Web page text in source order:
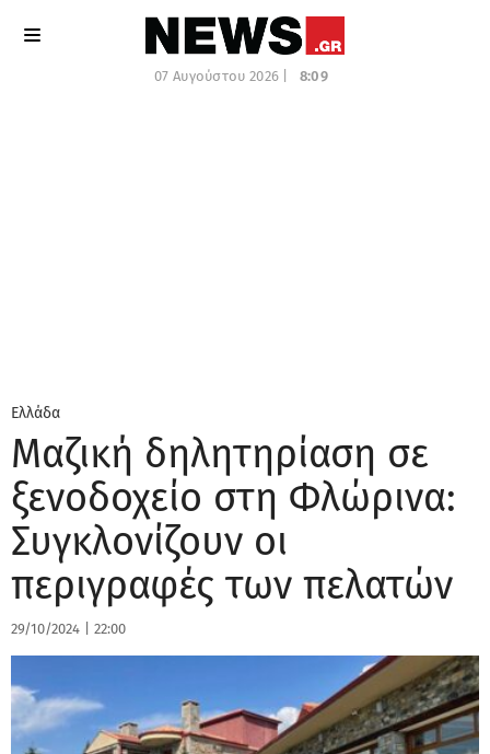
07 Αυγούστου 2026 | 8:09
Ελλάδα
Μαζική δηλητηρίαση σε
ξενοδοχείο στη Φλώρινα:
Συγκλονίζουν οι
περιγραφές των πελατών
29/10/2024 22:00